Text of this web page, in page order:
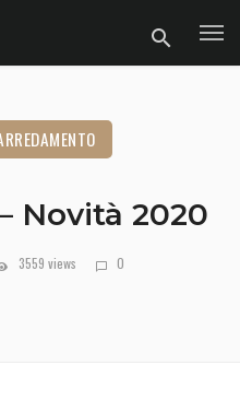
Novità 2020
3559 views 0